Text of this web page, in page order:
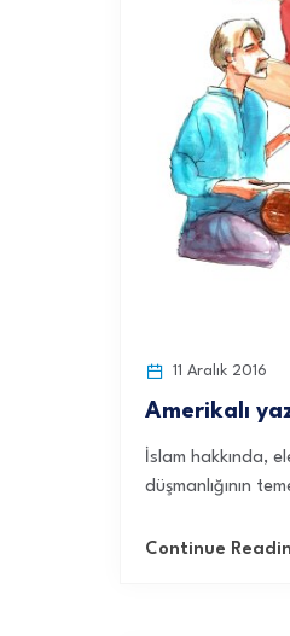
11 Aralık 2016
Amerikalı
İslam hakkında,
düşmanlığının
Continue